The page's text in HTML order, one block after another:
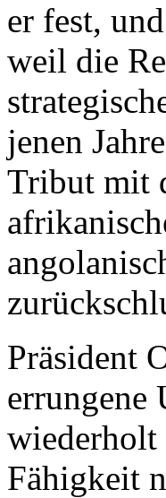
er fest,
weil die
jenen
Tribut mit
Präsident
errungene
wiederholt
Fähigkeit